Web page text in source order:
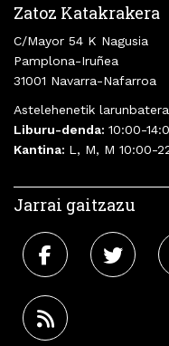
Zatoz Katakrakera
C/Mayor 54 K Nagusia
Pamplona-Iruñea
31001 Navarra-Nafarroa
Astelehenetik
Liburu-denda: 10:00-
Kantina: L, M, M 10:00-
Jarrai gaitzazu